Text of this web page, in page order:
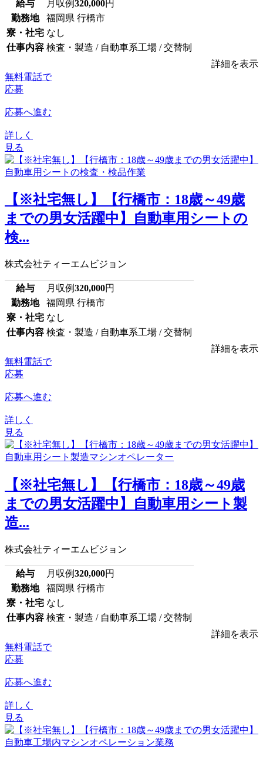
給与 月収例320,000円
勤務地
福岡県 行橋市
寮・社宅 なし
仕事内容 検査・製造 / 自動車系工場 / 交替制
詳細を表示
無料電話で
応募
応募へ進む
詳しく
見る
【※社宅無し】【行橋市：18歳～49歳
までの男女活躍中】自動車用シートの
検...
株式会社ティーエムビジョン
給与 月収例320,000円
勤務地
福岡県 行橋市
寮・社宅 なし
仕事内容 検査・製造 / 自動車系工場 / 交替制
詳細を表示
無料電話で
応募
応募へ進む
詳しく
見る
【※社宅無し】【行橋市：18歳～49歳
までの男女活躍中】自動車用シート製
造...
株式会社ティーエムビジョン
給与 月収例320,000円
勤務地
福岡県 行橋市
寮・社宅 なし
仕事内容 検査・製造 / 自動車系工場 / 交替制
詳細を表示
無料電話で
応募
応募へ進む
詳しく
見る